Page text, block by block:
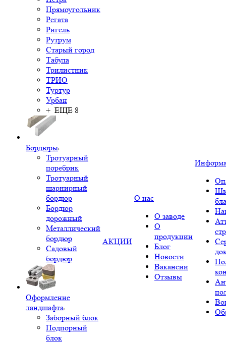
Прямоугольник
Регата
Ригель
Рутрум
Старый город
Табула
Трилистник
ТРИО
Туртур
Урбан
+ ЕЩЕ 8
Бордюры
Тротуарный
поребрик
Тротуарный
шарнирный
бордюр
Бордюр
дорожный
Металлический
бордюр
Садовый
бордюр
Оформление
ландшафта
Заборный блок
Подпорный
блок
АКЦИИ
О нас
О заводе
О
продукции
Блог
Новости
Вакансии
Отзывы